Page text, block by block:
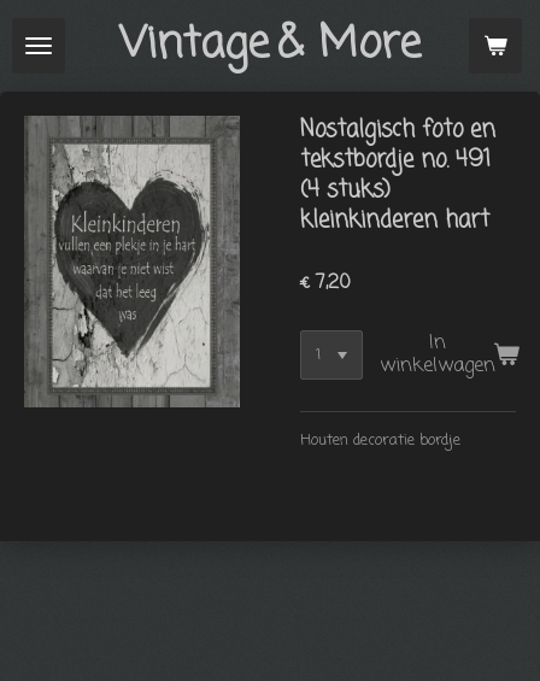
direct
hoofdinhoud
Vintage& More
Nostalgisch foto en
tekstbordje no. 491
(4 stuks)
kleinkinderen hart
€ 7,20
In
winkelwagen
Houten decoratie bordje